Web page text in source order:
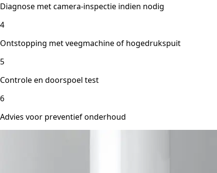
Diagnose met camera-inspectie indien nodig
4
Ontstopping met veegmachine of hogedrukspuit
5
Controle en doorspoel test
6
Advies voor preventief onderhoud